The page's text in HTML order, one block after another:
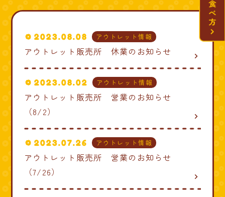
2023.08.08 アウトレット情報
アウトレット販売所 休業のお知らせ navigate_next
2023.08.02 アウトレット情報
アウトレット販売所 営業のお知らせ
（8/2）
navigate_next
2023.07.26 アウトレット情報
アウトレット販売所 営業のお知らせ
（7/26）
navigate_next